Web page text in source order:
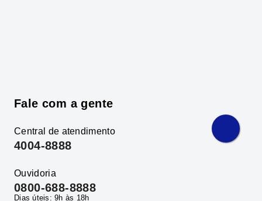
Fale com a gente
Central de atendimento
4004-8888
Ouvidoria
0800-688-8888
Dias úteis: 9h às 18h